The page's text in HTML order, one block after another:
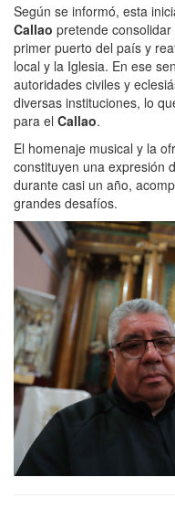
Según se informó, esta
Callao pretende
primer puerto del país y
local y la Iglesia. En ese
autoridades civiles y
diversas instituciones, lo
para el Callao.
El homenaje musical y la
constituyen una expresión
durante casi un año,
grandes desafíos.